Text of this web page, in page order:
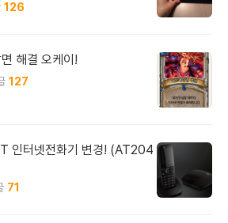
126
해결 오케이!
127
인터넷전화기 변경! (AT204
71